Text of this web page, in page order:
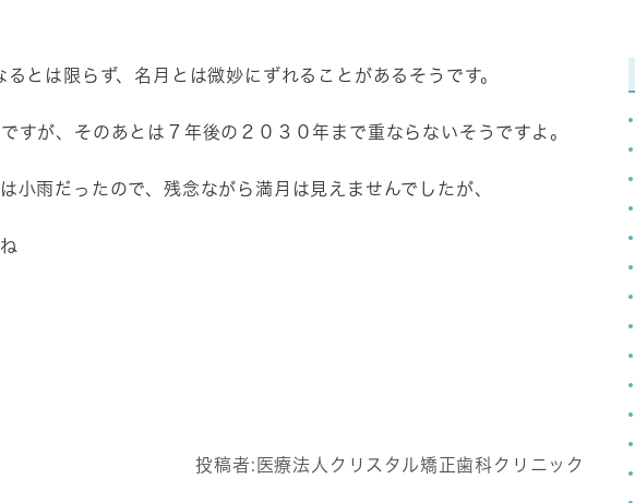
とは限らず、名月とは微妙にずれることがあるそうです。
すが、そのあとは７年後の２０３０年まで重ならないそうですよ。
小雨だったので、残念ながら満月は見えませんでしたが、
投稿者: 医療法人クリスタル矯正歯科クリニック